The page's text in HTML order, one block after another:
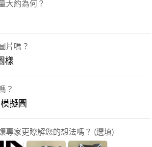
大約為何？
片嗎？
樣
？
擬圖
專家更瞭解您的想法嗎？ (選填)